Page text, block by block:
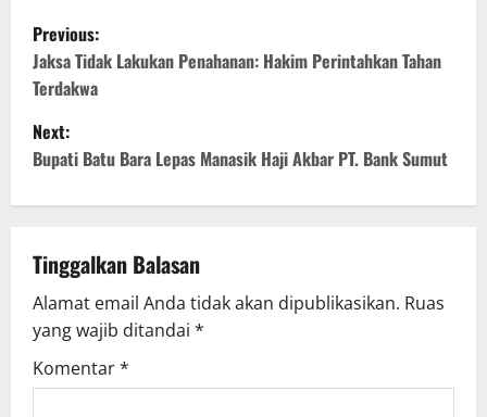
P
o
s
t
n
a
v
i
g
Previous:
Jaksa Tidak Lakukan Penahanan: Hakim Perintahkan Tahan
Terdakwa
Next:
Bupati Batu Bara Lepas Manasik Haji Akbar PT. Bank Sumut
Tinggalkan Balasan
Alamat email Anda tidak akan dipublikasikan. Ruas
yang wajib ditandai *
Komentar*